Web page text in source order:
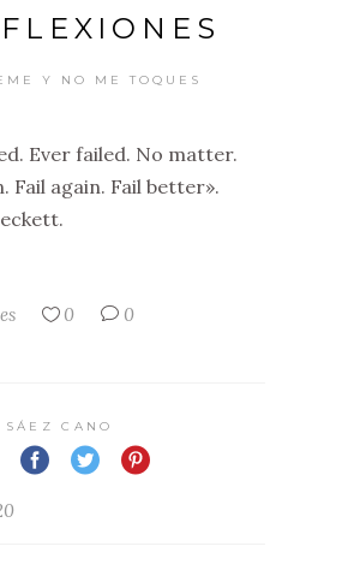
Y NO ME TOQUES
Ever failed. No matter.
Fail again. Fail better».
0 0
CANO